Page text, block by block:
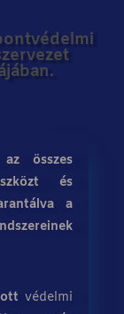
összes
és
a
védelmi